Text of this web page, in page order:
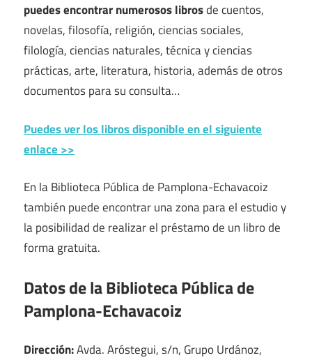
puedes encontrar numerosos librosde cuentos,
novelas, filosofía, religión, ciencias sociales,
filología, ciencias naturales, técnica y ciencias
prácticas, arte, literatura, historia, además de otros
documentos para su consulta…
Puedes ver los libros disponible en el siguiente
enlace >>
En la Biblioteca Pública de Pamplona-Echavacoiz
también puede encontrar una zona para el estudio y
la posibilidad de realizar el préstamo de un libro de
forma gratuita.
Datos de la Biblioteca Pública de
Pamplona-Echavacoiz
Dirección:Avda. Aróstegui, s/n, Grupo Urdánoz,